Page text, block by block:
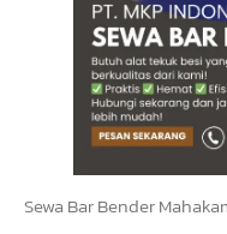
Sewa Bar Bender